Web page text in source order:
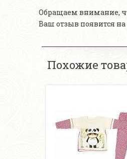
Обращаем внимание,
Ваш отзыв появится
Похожие